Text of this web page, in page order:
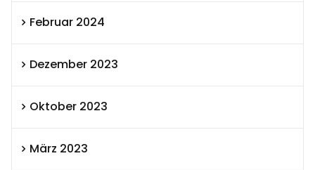
Februar 2024
Dezember 2023
Oktober 2023
März 2023